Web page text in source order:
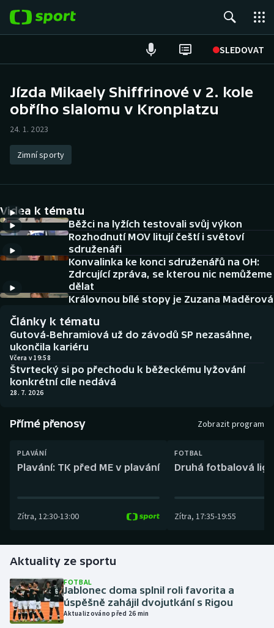
SLEDOVAT
Hokej
Atletika
DALŠÍ SPORTY
Americký fotbal
Baseball a softbal
Biatlon
Boby a skeleton
Curling
Dostihy
Futsal
Golf
Gymnastika
Házená
NEPŘEHLÉDNĚTE
Aplikace ČT sport
AZ kvíz
Jízda Mikaely Shiffrinové v 2. kole
obřího slalomu v Kronplatzu
24. 1. 2023
Zimní sporty
Videa k tématu
Běžci na lyžích testovali svůj výkon
Rozhodnutí MOV litují čeští i světoví
sdruženáři
Konvalinka ke konci sdruženářů na OH:
Zdrcující zpráva, se kterou nic nemůžeme
dělat
Královnou bílé stopy je Zuzana Maděrová
Články k tématu
Gutová-Behramiová už do závodů SP nezasáhne,
ukončila kariéru
Včera v 19:58
Štvrtecký si po přechodu k běžeckému lyžování
konkrétní cíle nedává
28. 7. 2026
Přímé přenosy Zobrazit program
PLAVÁNÍ
Plavání: TK před ME v plavání
Zítra, 12:30-13:00
FOTBAL
Druhá fotbalová
Zítra, 17:35-19:55
Aktuality ze sportu
FOTBAL
Jablonec doma splnil roli favorita a
úspěšně zahájil dvojutkání s Rigou
Aktualizováno před 26 min